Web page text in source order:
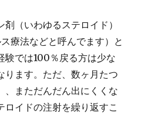
（いわゆるステロイド）
療法などと呼んでます）と
験では100％戻る方は少な
ります。ただ、数ヶ月たつ
、まただんだん出にくくな
ロイドの注射を繰り返すこ